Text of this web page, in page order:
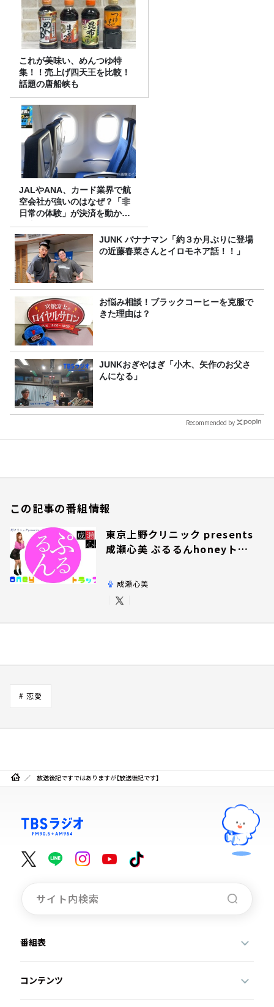
これが美味い、めんつゆ特
集！！売上げ四天王を比較！
話題の唐船峡も
JALやANA、カード業界で航
空会社が強いのはなぜ？「非
日常の体験」が決済を動かす
理由
JUNK バナナマン「約３か月ぶりに登場
の近藤春菜さんとイロモネア話！！」
お悩み相談！ブラックコーヒーを克服で
きた理由は？
JUNKおぎやはぎ「小木、矢作のお父さ
んになる」
Recommended by
この記事の番組情報
東京上野クリニック presents
成瀬心美 ぷるるんhoneyトラ
成瀬心美
# 恋愛
放送後記ですではありますが【放送後記です】
番組表
コンテンツ